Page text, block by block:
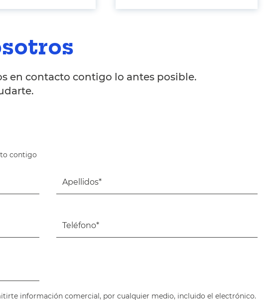
en contacto contigo lo antes posible.
contigo
información comercial, por cualquier medio, incluido el electrónico.